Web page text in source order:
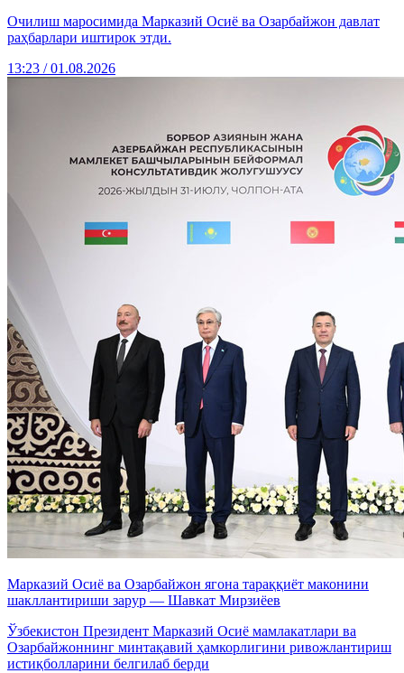
Очилиш маросимида Марказий Осиё ва Озарбайжон давлат
раҳбарлари иштирок этди.
13:23 / 01.08.2026
Марказий Осиё ва Озарбайжон ягона тараққиёт маконини
шакллантириши зарур — Шавкат Мирзиёев
Ўзбекистон Президент Марказий Осиё мамлакатлари ва
Озарбайжоннинг минтақавий ҳамкорлигини ривожлантириш
истиқболларини белгилаб берди